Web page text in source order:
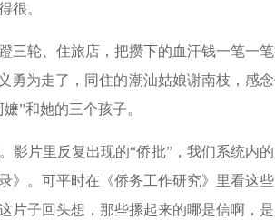
很。
三轮、住旅店，把攒下的血汗钱一笔一
勇为走了，同住的潮汕姑娘谢南枝，感
”和她的三个孩子。
影片里反复出现的“侨批”，我们系统内
》。可平时在《侨务工作研究》里看这
片子回头想，那些摞起来的哪是信啊，